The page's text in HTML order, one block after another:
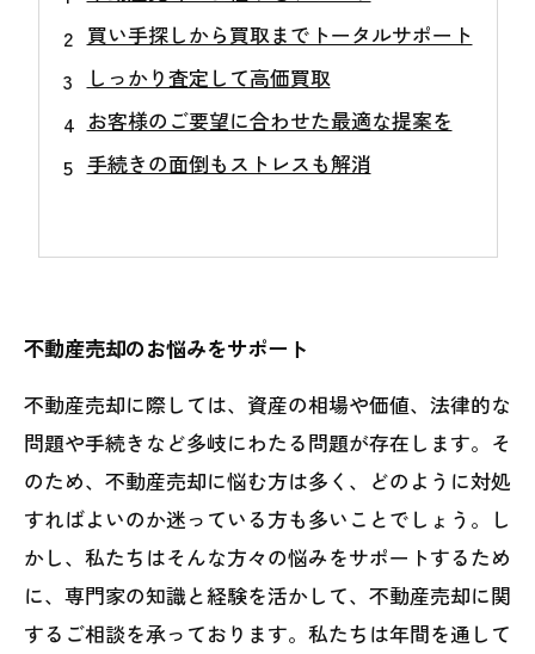
買い手探しから買取までトータルサポート
しっかり査定して高価買取
お客様のご要望に合わせた最適な提案を
手続きの面倒もストレスも解消
不動産売却のお悩みをサポート
不動産売却に際しては、資産の相場や価値、法律的な
問題や手続きなど多岐にわたる問題が存在します。そ
のため、不動産売却に悩む方は多く、どのように対処
すればよいのか迷っている方も多いことでしょう。し
かし、私たちはそんな方々の悩みをサポートするため
に、専門家の知識と経験を活かして、不動産売却に関
するご相談を承っております。私たちは年間を通して